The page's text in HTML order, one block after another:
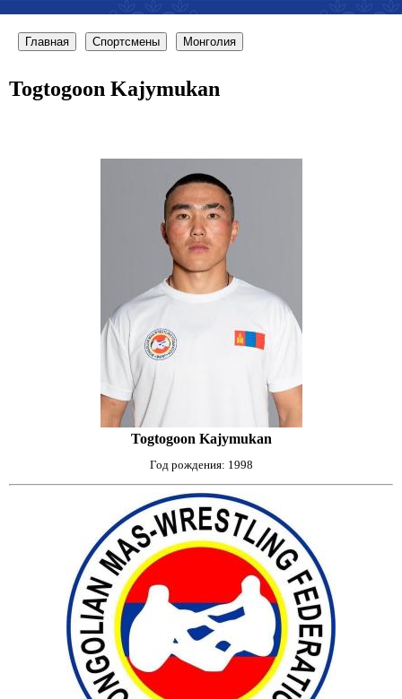
Главная Спортсмены Монголия
Togtogoon Kajymukan
Togtogoon Kajymukan
Год рождения: 1998